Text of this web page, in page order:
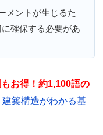
メントが生じるた
確保する必要があ
お得！約1,100語の
建築構造がわかる基